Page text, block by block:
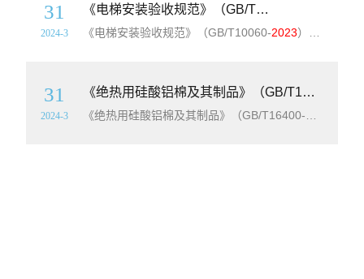
31
2024-3
《电梯安装验收规范》（GB/T10060-
《电梯安装验收规范》（GB/T10060-2023）【全文附高清无水印PDF+可编辑Word版下载】英文标准名称：Code for installation acceptance of electric lifts简介：本文件规定了电梯安装竣工后验收的条件、项目、要求和规则。本文件适用于额定速度不大于6.0m/s的曳引
31
2024-3
《绝热用硅酸铝棉及其制品》（GB/T16400-